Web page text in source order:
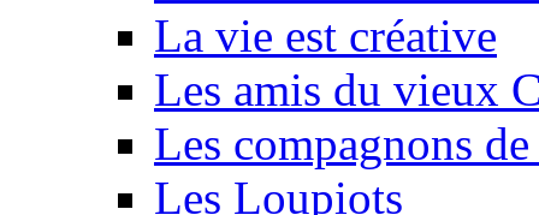
La vie est créative
Les amis du vieux
Les compagnons
Les Loupiots